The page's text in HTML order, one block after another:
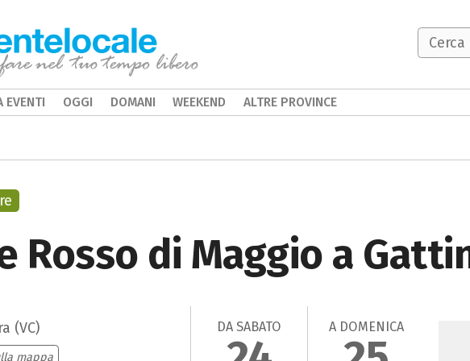
Rosso di Maggio a
(VC)
mappa
DA SABATO A DOMENICA
EVENTI OGGI DOMANI WEEKEND ALTRE PROVINCE